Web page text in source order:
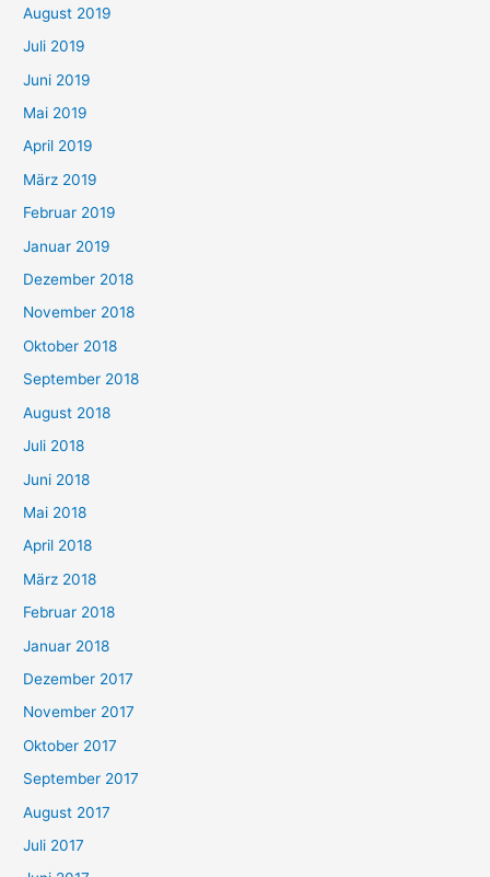
August 2019
Juli 2019
Juni 2019
Mai 2019
April 2019
März 2019
Februar 2019
Januar 2019
Dezember 2018
November 2018
Oktober 2018
September 2018
August 2018
Juli 2018
Juni 2018
Mai 2018
April 2018
März 2018
Februar 2018
Januar 2018
Dezember 2017
November 2017
Oktober 2017
September 2017
August 2017
Juli 2017